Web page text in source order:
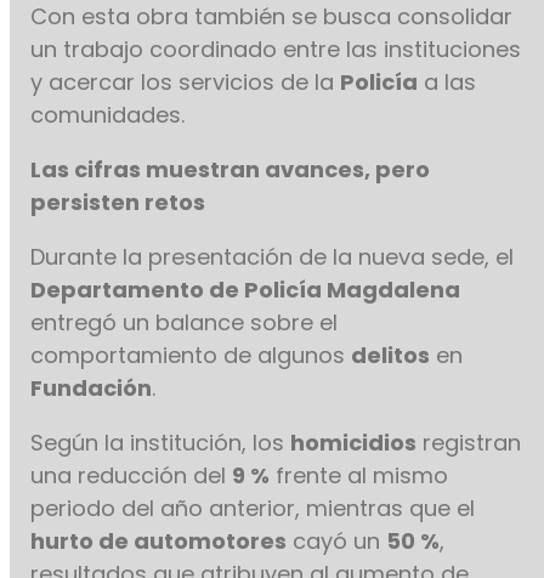
Con esta obra también se busca consolidar
un trabajo coordinado entre las instituciones
y acercar los servicios de la Policía a las
comunidades.
Las cifras muestran avances, pero
persisten retos
Durante la presentación de la nueva sede, el
Departamento de Policía Magdalena
entregó un balance sobre el
comportamiento de algunos delitos en
Fundación.
Según la institución, los homicidios registran
una reducción del 9 % frente al mismo
periodo del año anterior, mientras que el
hurto de automotores cayó un 50 %,